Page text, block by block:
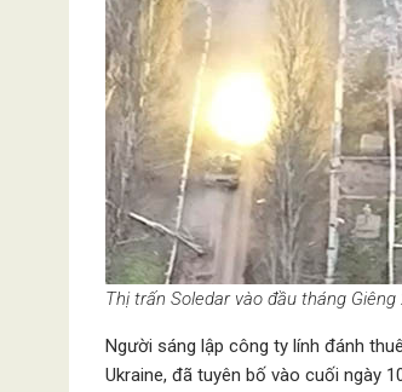
Thị trấn Soledar vào đầu tháng Giêng
Người sáng lập công ty lính đánh
Ukraine, đã tuyên bố vào cuối ngày